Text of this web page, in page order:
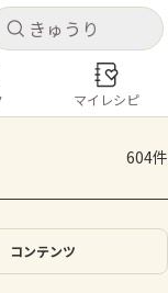
キャ
きます
キャ
コンテンツ
もろこし
マイレシピ
604件
コンテンツ